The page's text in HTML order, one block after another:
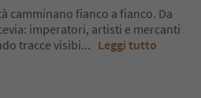
camminano fianco a fianco. Da
imperatori, artisti e mercanti
tracce visibi... Leggi tutto